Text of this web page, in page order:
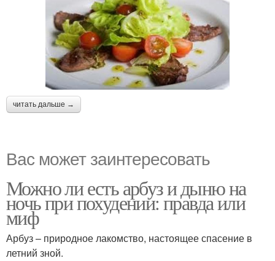
читать дальше →
Вас может заинтересовать
Можно ли есть арбуз и дыню на
ночь при похудении: правда или
миф
Арбуз – природное лакомство, настоящее спасение в
летний зной.